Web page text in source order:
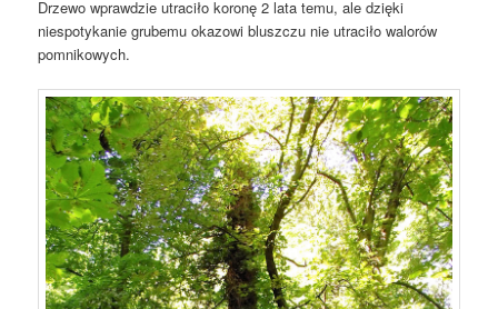
Drzewo wprawdzie utraciło koronę 2 lata temu, ale dzięki
niespotykanie grubemu okazowi bluszczu nie utraciło walorów
pomnikowych.